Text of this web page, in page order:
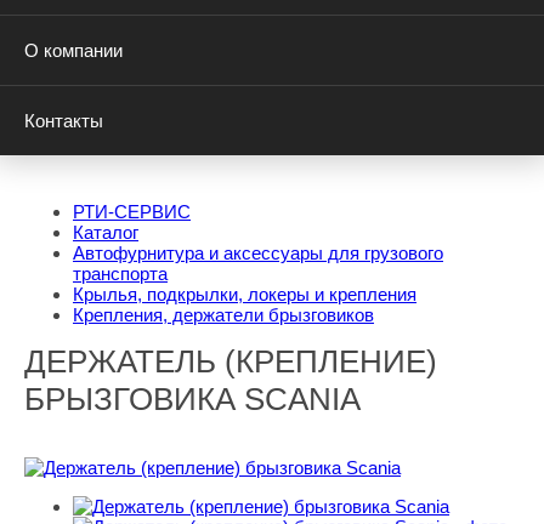
О компании
Контакты
РТИ-СЕРВИС
Каталог
Автофурнитура и аксессуары для грузового
транспорта
Крылья, подкрылки, локеры и крепления
Крепления, держатели брызговиков
ДЕРЖАТЕЛЬ (КРЕПЛЕНИЕ)
БРЫЗГОВИКА SCANIA